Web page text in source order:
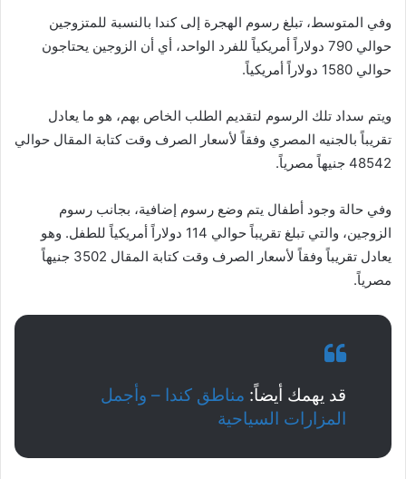
وفي المتوسط، تبلغ رسوم الهجرة إلى كندا بالنسبة للمتزوجين
حوالي 790 دولاراً أمريكياً للفرد الواحد، أي أن الزوجين يحتاجون
حوالي 1580 دولاراً أمريكياً.
ويتم سداد تلك الرسوم لتقديم الطلب الخاص بهم، هو ما يعادل
تقريباً بالجنيه المصري وفقاً لأسعار الصرف وقت كتابة المقال حوالي
48542 جنيهاً مصرياً.
وفي حالة وجود أطفال يتم وضع رسوم إضافية، بجانب رسوم
الزوجين، والتي تبلغ تقريباً حوالي 114 دولاراً أمريكياً للطفل. وهو
يعادل تقريباً وفقاً لأسعار الصرف وقت كتابة المقال 3502 جنيهاً
مصرياً.
قد يهمك أيضاً: مناطق كندا – وأجمل
المزارات السياحية